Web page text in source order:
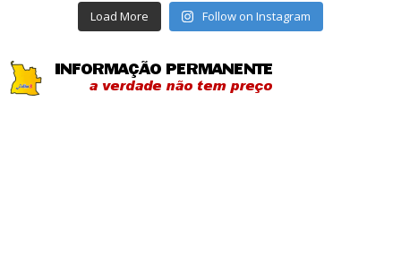
Load More Follow on Instagram